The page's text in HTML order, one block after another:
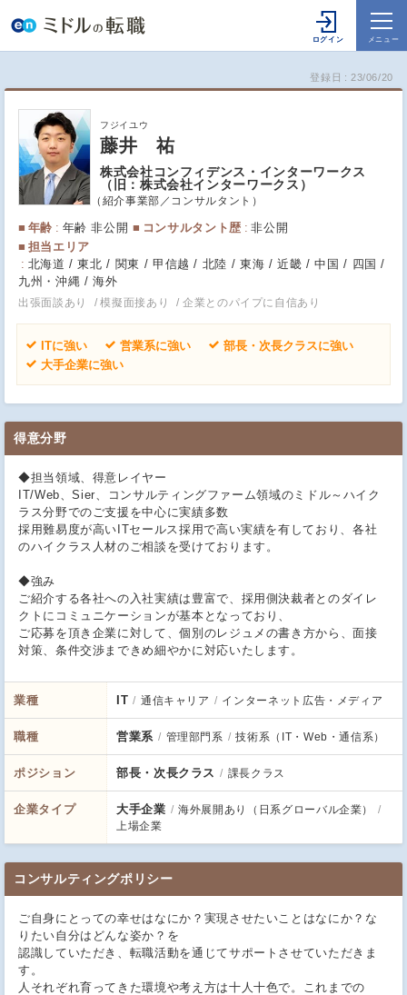
登録日 23/06/20
フジイユウ
藤井 祐
株式会社コンフィデンス・インターワークス
（旧：株式会社インターワークス）
紹介事業部／コンサルタント
年齢 年齢 非公開 コンサルタント歴
非公開
担当エリア
北海道 / 東北 / 関東 / 甲信越 / 北陸 / 東海 / 近畿 / 中国 / 四国 /
九州・沖縄 / 海外
出張面談あり 模擬面接あり 企業とのパイプに自信あり
ITに強い 営業系に強い
部長・次長クラスに強い
大手企業に強い
得意分野
◆担当領域、得意レイヤー
IT/Web、Sier、コンサルティングファーム領域のミドル～ハイク
ラス分野でのご支援を中心に実績多数
採用難易度が高いITセールス採用で高い実績を有しており、各社
のハイクラス人材のご相談を受けております。
◆強み
ご紹介する各社への入社実績は豊富で、採用側決裁者とのダイレ
クトにコミュニケーションが基本となっており、
ご応募を頂き企業に対して、個別のレジュメの書き方から、面接
対策、条件交渉まできめ細やかに対応いたします。
業種 IT 通信キャリア インターネット広告・メディア
職種 営業系 管理部門系 技術系（IT・Web・通信系）
ポジション 部長・次長クラス 課長クラス
企業タイプ 大手企業
海外展開あり（日系グローバル企業）
上場企業
コンサルティングポリシー
ご自身にとっての幸せはなにか？実現させたいことはなにか？な
りたい自分はどんな姿か？を
認識していただき、転職活動を通じてサポートさせていただきま
す。
人それぞれ育ってきた環境や考え方は十人十色で。これまでの